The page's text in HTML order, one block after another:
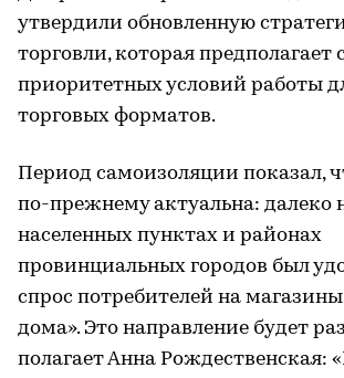
утвердили обновленную
торговли, которая предполагает
приоритетных условий работы
торговых форматов.
Период самоизоляции показал,
по-прежнему актуальна: далеко
населенных пунктах и районах
провинциальных городов был
спрос потребителей на
дома». Это направление будет
полагает Анна Рождественская: